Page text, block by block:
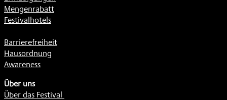
Mengenrabatt
Festivalhotels
Barrierefreiheit
Hausordnung
Awareness
Über uns
Über das Festival